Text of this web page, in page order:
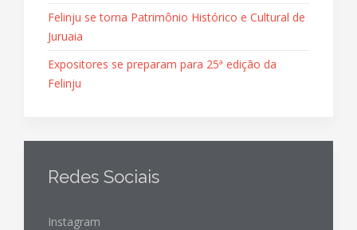
Felinju se torna Patrimônio Histórico e Cultural de
Juruaia
Expositores se preparam para 25ª edição da
Felinju
Redes Sociais
Instagram